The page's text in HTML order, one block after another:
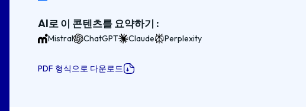
AI로 이 콘텐츠를 요약하기 :
Mistral ChatGPT Claude Perplexity
PDF 형식으로 다운로드